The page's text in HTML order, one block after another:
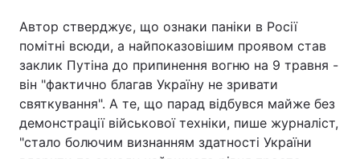
Автор стверджує, що ознаки паніки в Росії
помітні всюди, а найпоказовішим проявом став
заклик Путіна до припинення вогню на 9 травня -
він "фактично благав Україну не зривати
святкування". А те, що парад відбувся майже без
демонстрації військової техніки, пише журналіст,
"стало болючим визнанням здатності України